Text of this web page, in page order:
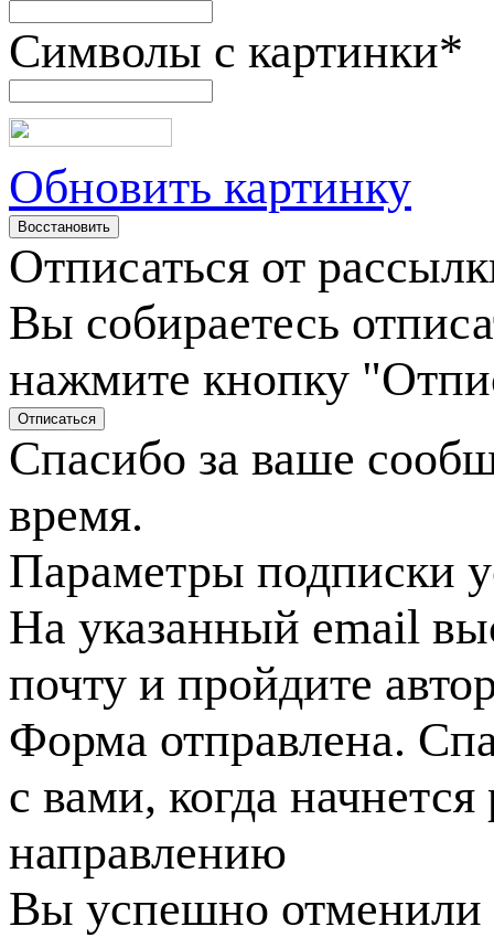
Символы с картинки*
Обновить картинку
Отписаться от
Вы собираетесь
нажмите кнопку
Спасибо за ваше
время.
Параметры подписки
На указанный email
почту и пройдите
Форма отправлена.
с вами, когда
направлению
Вы успешно отменили